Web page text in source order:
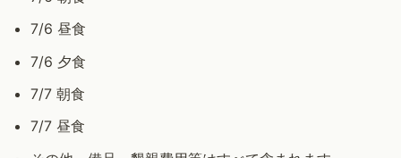
7/6 昼食
7/6 夕食
7/7 朝食
7/7 昼食